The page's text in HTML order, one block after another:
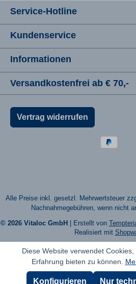
Service-Hotline
Kundenservice
Informationen
Versandkostenfrei ab € 70,-
Vertrag widerrufen
Alle Preise inkl. gesetzl. Mehrwertsteuer
Nachnahmegebühren, wenn nicht
© 2026 Vitaloc GmbH| Erstellt von
Realisiert mit
Diese Website verwendet
Erfahrung bieten zu können.
Nur
Konfigurieren